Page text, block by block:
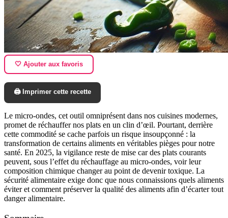
🤍 Ajouter aux favoris
🖨️ Imprimer cette recette
Le micro-ondes, cet outil omniprésent dans nos cuisines modernes,
promet de réchauffer nos plats en un clin d’œil. Pourtant, derrière
cette commodité se cache parfois un risque insoupçonné : la
transformation de certains aliments en véritables pièges pour notre
santé. En 2025, la vigilance reste de mise car des plats courants
peuvent, sous l’effet du réchauffage au micro-ondes, voir leur
composition chimique changer au point de devenir toxique. La
sécurité alimentaire exige donc que nous connaissions quels aliments
éviter et comment préserver la qualité des aliments afin d’écarter tout
danger alimentaire.